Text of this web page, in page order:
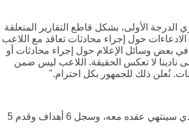
الأولى، بشكل قاطع التقارير المتعلقة
حول إجراء محادثات تعاقد مع اللاعب
في بعض وسائل الإعلام حول إجراء محادثات أو
نادينا لا تعكس الحقيقة. اللاعب ليس ضمن
نُعلن ذلك للجمهور بكل احترام."
شارك إمري مور في 49 مباراة بقميص فنربخشة الذي سينتهي عقده معه، وسجل 6 أهداف وقدم 5